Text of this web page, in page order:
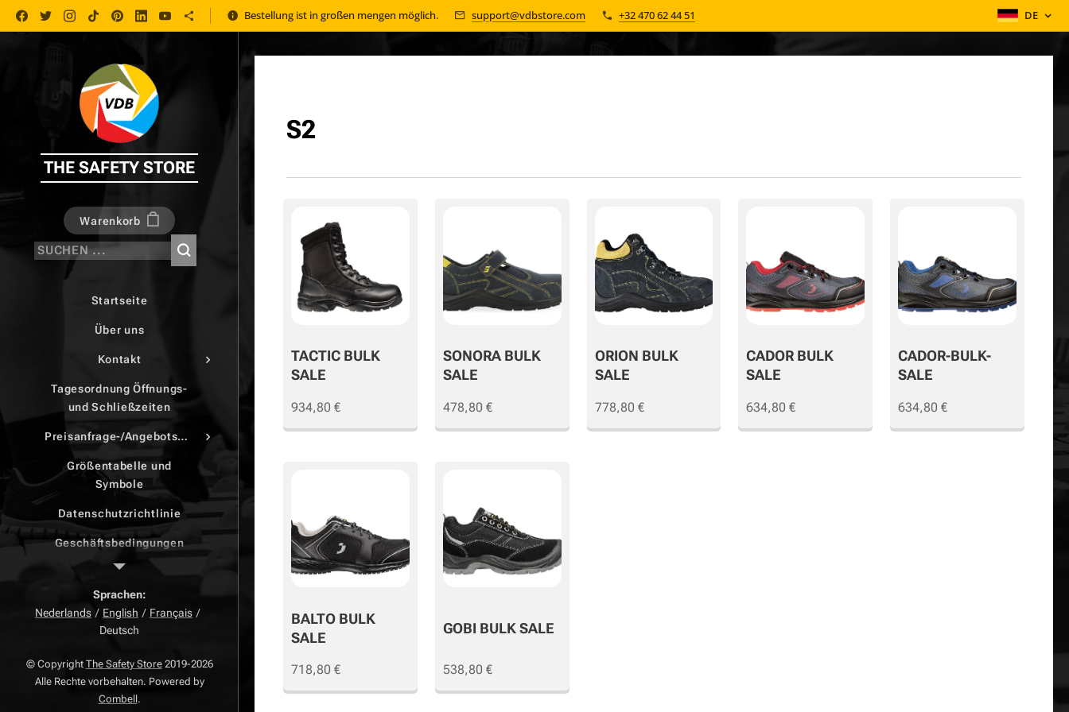
Bestellung ist in großen mengen möglich. support@vdbstore.com +32 470 62 44 51 DE
THE SAFETY STORE
Warenkorb
Startseite
Über uns
Kontakt
Tagesordnung Öffnungs-
und Schließzeiten
Preisanfrage-/Angebotsdruck
Größentabelle und
Symbole
Datenschutzrichtlinie
Geschäftsbedingungen
Beschwerdeseite
Zurück Seite
Widerrufsrecht
S2
TACTIC BULK
SALE
934,80 €
SONORA BULK
SALE
478,80 €
ORION BULK
SALE
778,80 €
CADOR BULK
SALE
634,80 €
CADOR-BULK-
SALE
634,80 €
BALTO BULK
SALE
718,80 €
GOBI BULK SALE
538,80 €
© Copyright The Safety Store2019-2026
Alle Rechte vorbehalten. Powered by
Combell.
Sprachen
Nederlands
English
Français
Deutsch